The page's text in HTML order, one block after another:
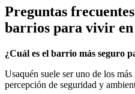
Preguntas
barrios para vivir en
¿Cuál es el barrio más seguro
Usaquén suele ser uno de los
percepción de seguridad y